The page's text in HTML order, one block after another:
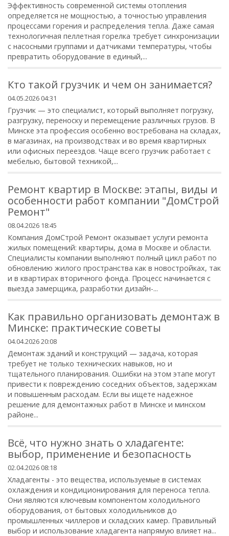
Эффективность современной системы отопления
определяется не мощностью, а точностью управления
процессами горения и распределения тепла. Даже самая
технологичная пеллетная горелка требует синхронизации
с насосными группами и датчиками температуры, чтобы
превратить оборудование в единый,...
Кто такой грузчик и чем он занимается?
04.05.2026 04:31
Грузчик — это специалист, который выполняет погрузку,
разгрузку, переноску и перемещение различных грузов. В
Минске эта профессия особенно востребована на складах,
в магазинах, на производствах и во время квартирных
или офисных переездов. Чаще всего грузчик работает с
мебелью, бытовой техникой,...
Ремонт квартир в Москве: этапы, виды и
особенности работ компании "ДомСтрой
Ремонт"
08.04.2026 18:45
Компания ДомСтрой Ремонт оказывает услуги ремонта
жилых помещений: квартиры, дома в Москве и области.
Специалисты компании выполняют полный цикл работ по
обновлению жилого пространства как в новостройках, так
и в квартирах вторичного фонда. Процесс начинается с
выезда замерщика, разработки дизайн-...
Как правильно организовать демонтаж в
Минске: практические советы
04.04.2026 20:08
Демонтаж зданий и конструкций — задача, которая
требует не только технических навыков, но и
тщательного планирования. Ошибки на этом этапе могут
привести к повреждению соседних объектов, задержкам
и повышенным расходам. Если вы ищете надежное
решение для демонтажных работ в Минске и минском
районе...
Всё, что нужно знать о хладагенте:
выбор, применение и безопасность
02.04.2026 08:18
Хладагенты - это вещества, используемые в системах
охлаждения и кондиционирования для переноса тепла.
Они являются ключевым компонентом холодильного
оборудования, от бытовых холодильников до
промышленных чиллеров и складских камер. Правильный
выбор и использование хладагента напрямую влияет на...